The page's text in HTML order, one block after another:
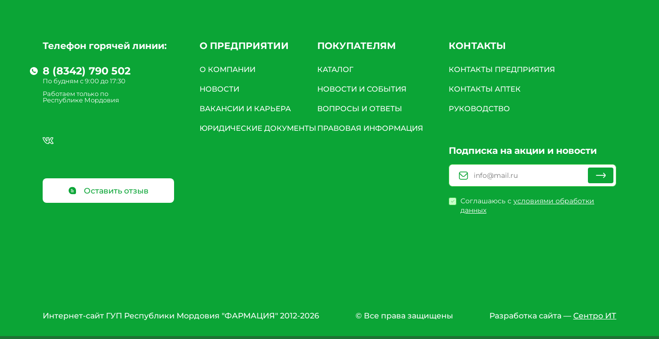
Телефон горячей линии:
8 (8342) 790 502
По будням с 9:00 до 17:30
Работаем только по
Республике Мордовия
Оставить отзыв
О ПРЕДПРИЯТИИ
О КОМПАНИИ
НОВОСТИ
ВАКАНСИИ И КАРЬЕРА
ЮРИДИЧЕСКИЕ ДОКУМЕНТЫ
ПОКУПАТЕЛЯМ
КАТАЛОГ
НОВОСТИ И СОБЫТИЯ
ВОПРОСЫ И ОТВЕТЫ
ПРАВОВАЯ ИНФОРМАЦИЯ
КОНТАКТЫ
КОНТАКТЫ ПРЕДПРИЯТИЯ
КОНТАКТЫ АПТЕК
РУКОВОДСТВО
Подписка на акции и новости
Соглашаюсь с условиями обработки
данных
Интернет-сайт ГУП Республики Мордовия "ФАРМАЦИЯ" 2012-2026 © Все права защищены Разработка сайта — Сентро ИТ